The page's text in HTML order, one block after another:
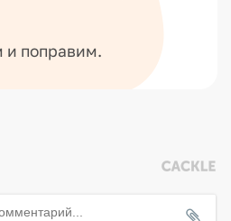
и поправим.